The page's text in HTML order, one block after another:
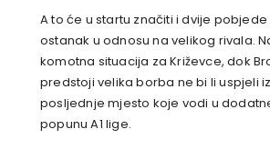
A to će u startu značiti i dvije pobjede
ostanak u odnosu na velikog rivala.
komotna situacija za Križevce, dok
predstoji velika borba ne bi li uspjeli
posljednje mjesto koje vodi u
popunu A1 lige.